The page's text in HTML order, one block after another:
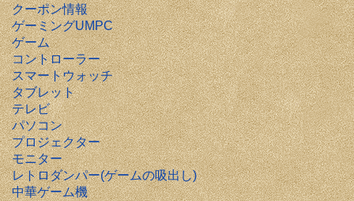
クーポン情報
ゲーミングUMPC
ゲーム
コントローラー
スマートウォッチ
タブレット
テレビ
パソコン
プロジェクター
モニター
レトロダンパー(ゲームの吸出し)
中華ゲーム機